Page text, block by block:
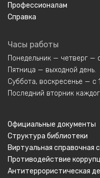
Профессионалам
Справка
Часы работы
Понедельник — четверг —
Пятница — выходной день.
Суббота, воскресенье — с
Последний вторник
Официальные документы
Структура библиотеки
Виртуальная справочная
Противодействие
Антитеррористическая